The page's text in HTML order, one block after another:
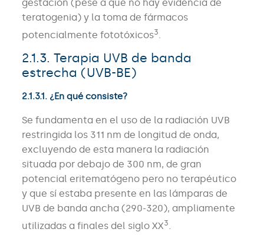
gestación (pese a que no hay evidencia de
teratogenia) y la toma de fármacos
potencialmente fototóxicos3.
2.1.3. Terapia UVB de banda
estrecha (UVB-BE)
2.1.3.1. ¿En qué consiste?
Se fundamenta en el uso de la radiación UVB
restringida los 311 nm de longitud de onda,
excluyendo de esta manera la radiación
situada por debajo de 300 nm, de gran
potencial eritematógeno pero no terapéutico
y que sí estaba presente en las lámparas de
UVB de banda ancha (290-320), ampliamente
utilizadas a finales del siglo XX3.